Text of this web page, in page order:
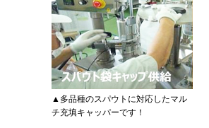
▲多品種のスパウトに対応したマル
チ充填キャッパーです！